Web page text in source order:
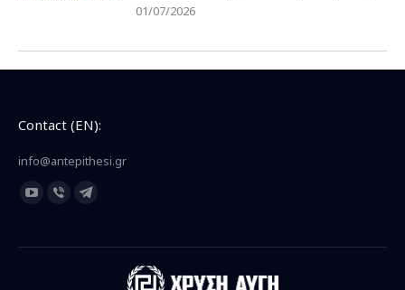
01/07/2026
Contact (EN):
info@antepithesi.gr
Find us on:
YouTube
opens
Viber
opens
Telegram
opens